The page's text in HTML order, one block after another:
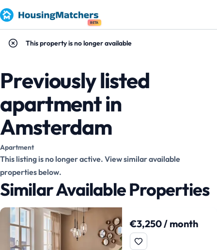
BETA
This property is no longer available
Previously listed
apartment in
Amsterdam
Apartment
This listing is no longer active. View similar available
properties below.
Similar Available Properties
€3,250 / month